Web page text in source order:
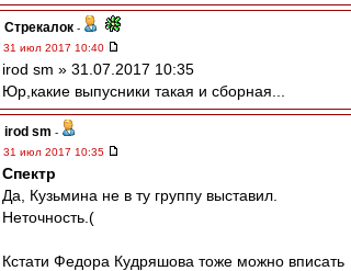
Стрекалок -
31 июл 2017 10:40
irod sm » 31.07.2017 10:35
Юр,какие выпусники такая и сборная...
irod sm -
31 июл 2017 10:35
Спектр
Да, Кузьмина не в ту группу выставил.
Неточность.(
Кстати Федора Кудряшова тоже можно вписать